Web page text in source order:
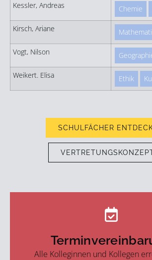
Kessler, Andreas Chemie
Kirsch, Ariane
Vogt, Nilson
Weikert. Elisa Ethik
SCHULFÄCHER
Alle Kolleginnen und Kollegen